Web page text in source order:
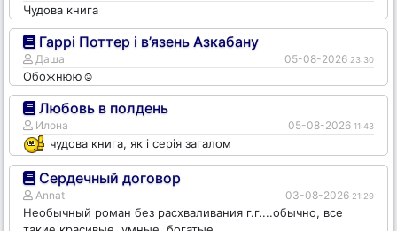
Чудова книга
Гаррі Поттер і в’язень Азкабану
Даша 05-08-2026 23:30
Обожнюю☺️
Любовь в полдень
Илона 05-08-2026 11:43
чудова книга, як і серія загалом
Сердечный договор
Annat 03-08-2026 21:29
Необычный роман без расхваливания г.г....обычно, все